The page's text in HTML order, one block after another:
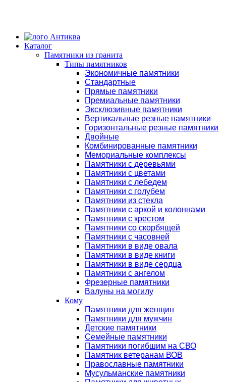
Каталог
Памятники из гранита
Типы памятников
Экономичные памятники
Стандартные
Прямые памятники
Премиальные памятники
Эксклюзивные памятники
Вертикальные резные памятники
Горизонтальные резные памятники
Двойные
Комбинированные памятники
Мемориальные комплексы
Памятники с деревьями
Памятники с цветами
Памятники с лебедем
Памятники с голубем
Памятники из стекла
Памятники с аркой и колоннами
Памятники с крестом
Памятники со скорбящей
Памятники с часовней
Памятники в виде овала
Памятники в виде книги
Памятники в виде сердца
Памятники с ангелом
Фрезерные памятники
Валуны на могилу
Кому
Памятники для женщин
Памятники для мужчин
Детские памятники
Семейные памятники
Памятники погибшим на СВО
Памятник ветеранам ВОВ
Православные памятники
Мусульманские памятники